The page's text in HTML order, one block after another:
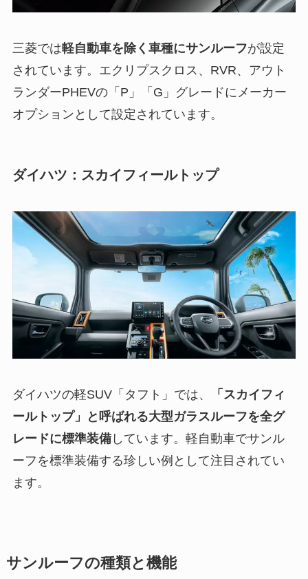
三菱では軽自動車を除く車種にサンルーフが設定
されています。エクリプスクロス、RVR、アウト
ランダーPHEVの「P」「G」グレードにメーカー
オプションとして設定されています。
ダイハツ：スカイフィールトップ
ダイハツの軽SUV「タフト」では、
「スカイフィ
ールトップ」と呼ばれる大型ガラスルーフを全グ
レードに標準装備しています。軽自動車でサンル
ーフを標準装備する珍しい例として注目されてい
ます。
サンルーフの種類と機能